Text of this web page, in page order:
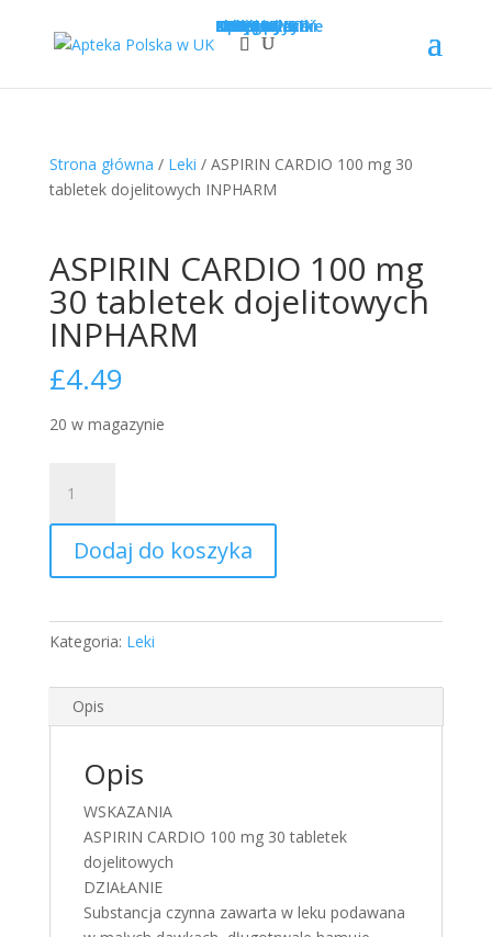
Sklep
Opcje wysyłki
Kategorie
LEKI
SUPLEMENTY
KOSMETYKI
PROMOCJE
Krótka data
Zadaj pytanie
Nowości!
0 £0.00
Strona główna / Leki / ASPIRIN CARDIO 100 mg 30
tabletek dojelitowych INPHARM
ASPIRIN CARDIO 100 mg
30 tabletek dojelitowych
INPHARM
£4.49
20 w magazynie
ASPIRIN
CARDIO
mg
tabletek
dojelitowych
Dodaj do koszyka
Kategoria: Leki
Opis
Opis
WSKAZANIA
ASPIRIN CARDIO 100 mg 30 tabletek
dojelitowych
DZIAŁANIE
Substancja czynna zawarta w leku podawana